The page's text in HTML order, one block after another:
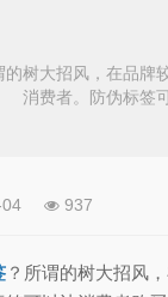
树大招风，在品
消费者。防伪标签
937
？所谓的树大招风